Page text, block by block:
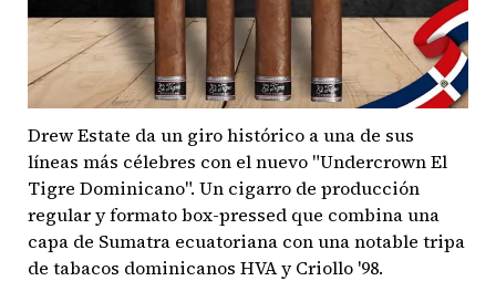
Drew Estate da un giro histórico a una de sus
líneas más célebres con el nuevo "Undercrown El
Tigre Dominicano". Un cigarro de producción
regular y formato box-pressed que combina una
capa de Sumatra ecuatoriana con una notable tripa
de tabacos dominicanos HVA y Criollo '98.